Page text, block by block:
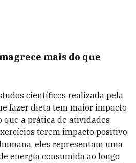
mais do que
científicos realizada pela
fazer dieta tem maior impacto
que a prática de atividades
terem impacto positivo
eles representam uma
energia consumida ao longo